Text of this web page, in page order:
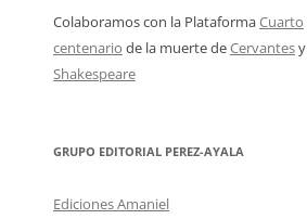
Colaboramos con la PlataformaCuarto
centenario de la muerte deCervantesy
Shakespeare
GRUPO EDITORIAL PEREZ-AYALA
Ediciones Amaniel